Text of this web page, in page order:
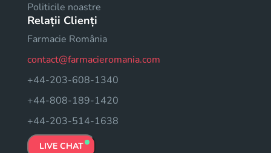
Politicile noastre
Relații Clienți
Farmacie România
contact@farmacieromania.com
+44-203-608-1340
+44-808-189-1420
+44-203-514-1638
LIVE CHAT